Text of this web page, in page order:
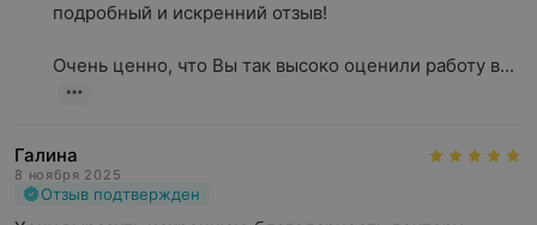
подробный и искренний отзыв!
Очень ценно, что Вы так высоко оценили работу в...
Галина
8 ноября 2025
Отзыв подтвержден